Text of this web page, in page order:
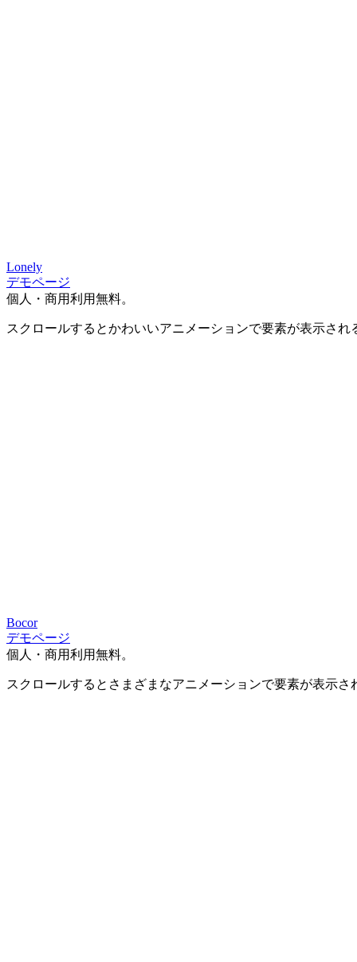
Lonely
デモページ
個人・商用利用無料。
スクロールするとかわいいアニメーションで要素が表示され
Bocor
デモページ
個人・商用利用無料。
スクロールするとさまざまなアニメーションで要素が表示さ